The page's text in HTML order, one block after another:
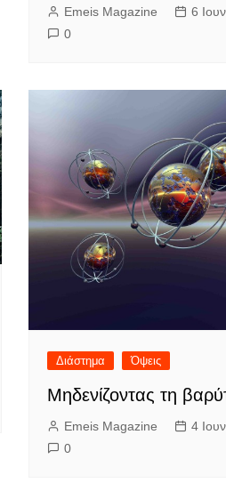
Emeis Magazine
6
0
Διάστημα Όψεις
Μηδενίζοντας τη
Emeis Magazine
4
0